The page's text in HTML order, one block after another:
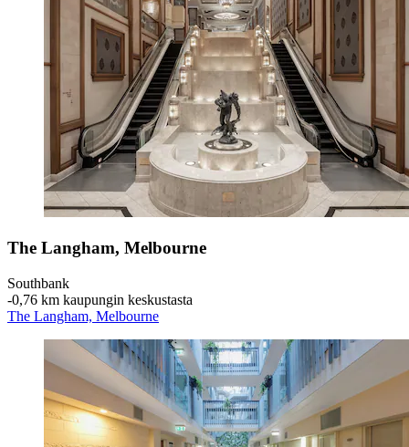
The Langham, Melbourne
Southbank
‐0,76 km kaupungin keskustasta
The Langham, Melbourne